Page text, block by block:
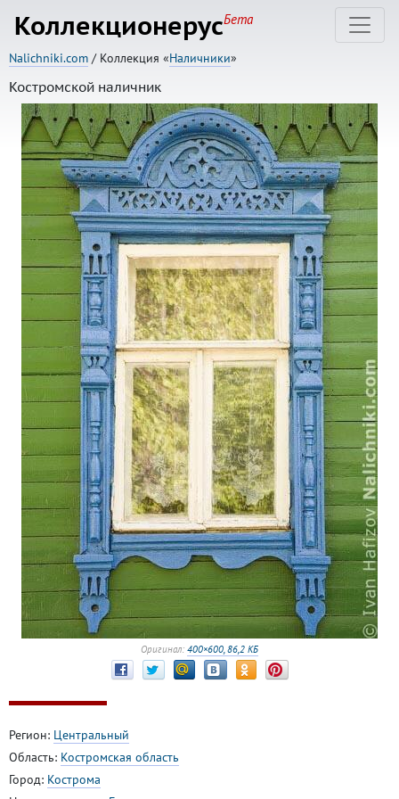
КоллекционерусБета
Nalichniki.com / Коллекция «Наличники»
Костромской наличник
Оригинал: 400×600, 86,2 КБ
Регион: Центральный
Область: Костромская область
Город: Кострома